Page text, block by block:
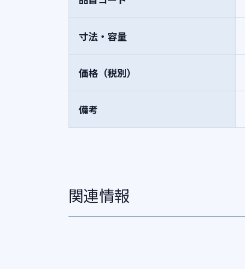
寸法・容量
価格（税別）
備考
関連情報